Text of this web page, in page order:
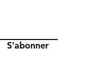
S'abonner